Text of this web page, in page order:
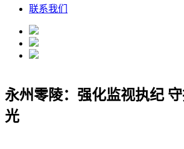
联系我们
永州零陵：强化监视执纪
光